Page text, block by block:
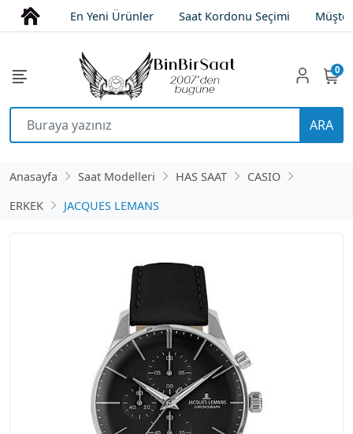
En Yeni Ürünler Saat Kordonu Seçimi
ARA
0
Anasayfa Saat Modelleri HAS SAAT
CASIO
ERKEK
JACQUES LEMANS